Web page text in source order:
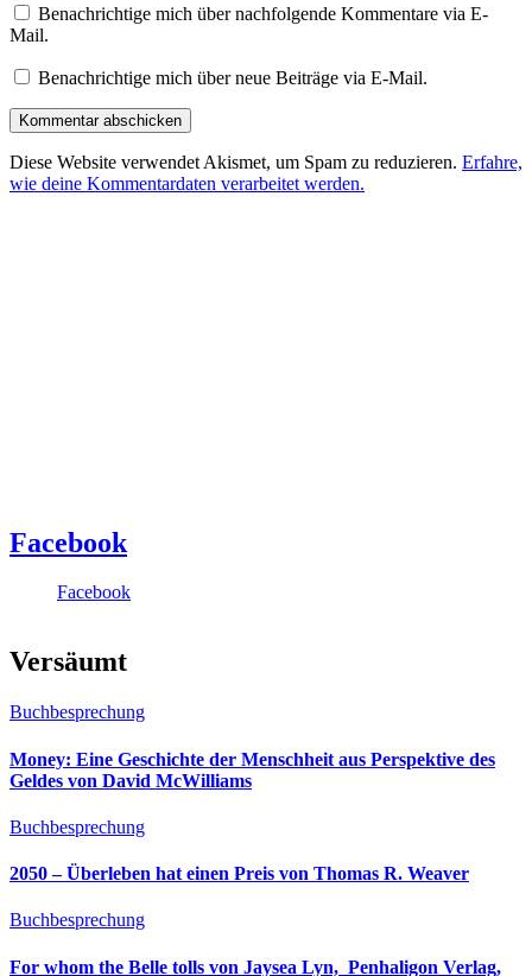
Benachrichtige mich über nachfolgende Kommentare via E-
Mail.
Benachrichtige mich über neue Beiträge via E-Mail.
Diese Website verwendet Akismet, um Spam zu reduzieren. Erfahre,
wie deine Kommentardaten verarbeitet werden.
Facebook
Facebook
Versäumt
Buchbesprechung
Money: Eine Geschichte der Menschheit aus Perspektive des
Geldes von David McWilliams
Buchbesprechung
2050 – Überleben hat einen Preis von Thomas R. Weaver
Buchbesprechung
For whom the Belle tolls von Jaysea Lyn, ‎ Penhaligon Verlag,